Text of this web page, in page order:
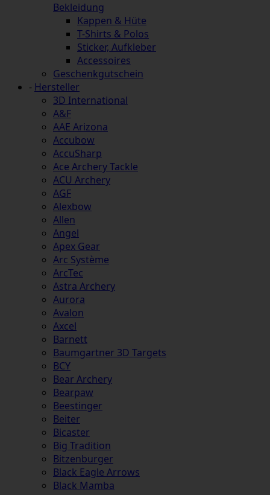
Bekleidung
Kappen & Hüte
T-Shirts & Polos
Sticker, Aufkleber
Accessoires
Geschenkgutschein
- Hersteller
3D International
A&F
AAE Arizona
Accubow
AccuSharp
Ace Archery Tackle
ACU Archery
AGF
Alexbow
Allen
Angel
Apex Gear
Arc Système
ArcTec
Astra Archery
Aurora
Avalon
Axcel
Barnett
Baumgartner 3D Targets
BCY
Bear Archery
Bearpaw
Beestinger
Beiter
Bicaster
Big Tradition
Bitzenburger
Black Eagle Arrows
Black Mamba